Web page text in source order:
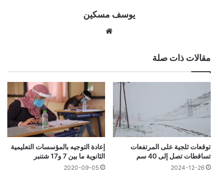
يوسف مسكين
مقالات ذات صلة
توقعات ثلجية على المرتفعات
تساقطات تصل إلى 40 سم
2024-12-26
إعادة التوجيه بالمؤسسات التعليمية
الثانوية ما بين 7 و17 شتنبر
2020-09-05